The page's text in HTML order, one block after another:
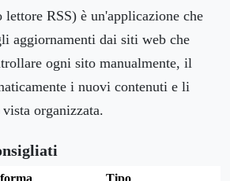
RSS) è un'applicazione che
aggiornamenti dai siti web che
ogni sito manualmente, il
i nuovi contenuti e li
organizzata.
Tipo